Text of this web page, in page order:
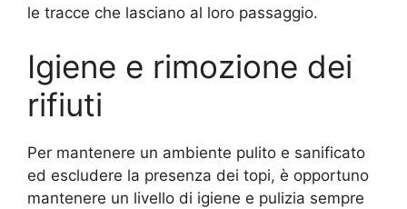
le tracce che lasciano al loro passaggio.
Igiene e rimozione dei
rifiuti
Per mantenere un ambiente pulito e sanificato
ed escludere la presenza dei topi, è opportuno
mantenere un livello di igiene e pulizia sempre